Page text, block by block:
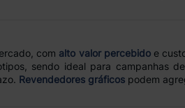
com alto valor percebidoe
sendo ideal para campanhas
Revendedores gráficos podem